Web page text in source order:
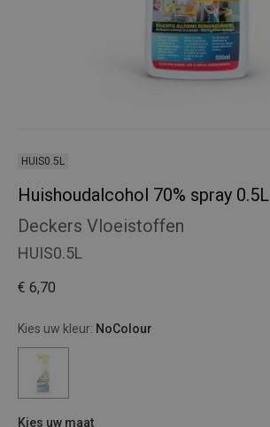
HUIS0.5L
Huishoudalcohol 70% spray 0.5L
Deckers Vloeistoffen
HUIS0.5L
€ 6,70
Kies uw kleur: NoColour
Kies uw maat